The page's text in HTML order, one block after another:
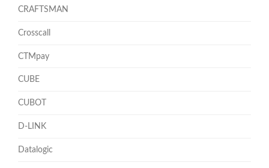
CRAFTSMAN
Crosscall
CTMpay
CUBE
CUBOT
D-LINK
Datalogic